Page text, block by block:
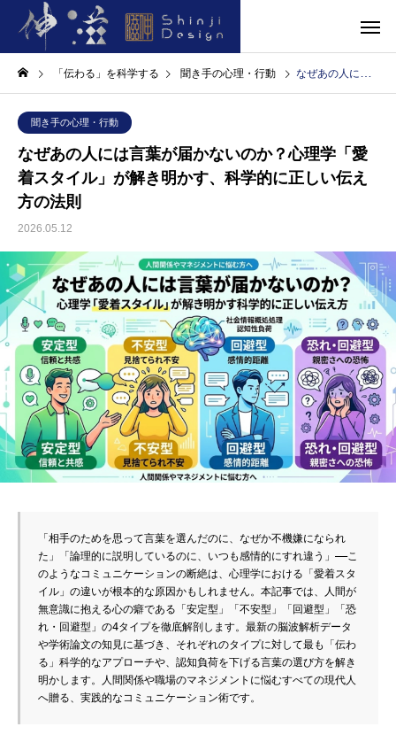
「伝わる」を科学する 聞き手の心理・行動 なぜあの人には言葉が届かないのか？心理学「愛着スタイル」が解き明かす、科学的に正しい伝え方の法則
聞き手の心理・行動
なぜあの人には言葉が届かないのか？心理学「愛
着スタイル」が解き明かす、科学的に正しい伝え
方の法則
2026.05.12
「相手のためを思って言葉を選んだのに、なぜか不機嫌になられ
た」「論理的に説明しているのに、いつも感情的にすれ違う」――こ
のようなコミュニケーションの断絶は、心理学における「愛着スタ
イル」の違いが根本的な原因かもしれません。本記事では、人間が
無意識に抱える心の癖である「安定型」「不安型」「回避型」「恐
れ・回避型」の4タイプを徹底解剖します。最新の脳波解析データ
や学術論文の知見に基づき、それぞれのタイプに対して最も「伝わ
る」科学的なアプローチや、認知負荷を下げる言葉の選び方を解き
明かします。人間関係や職場のマネジメントに悩むすべての現代人
へ贈る、実践的なコミュニケーション術です。